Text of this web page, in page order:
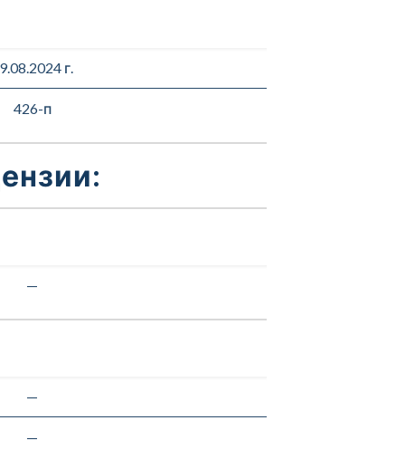
г.
426-п
—
—
—